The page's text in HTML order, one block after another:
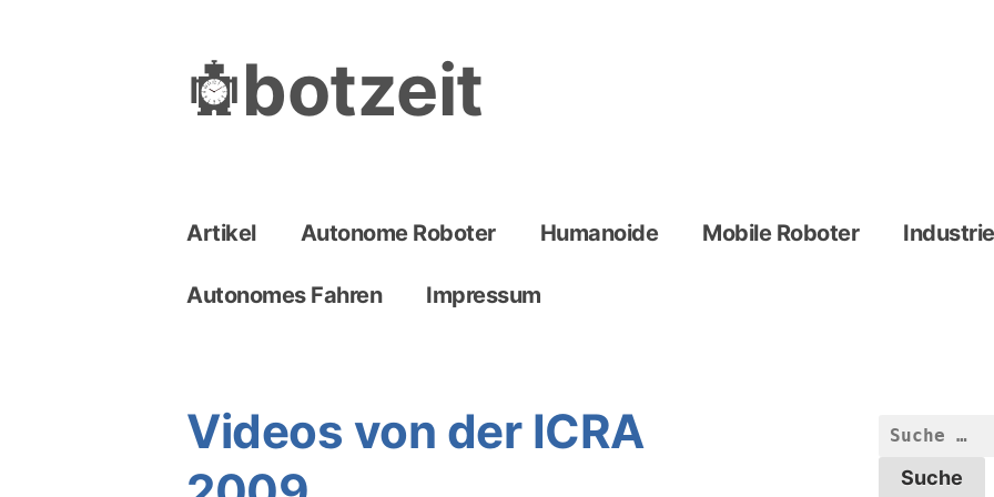
contentbotzeit
Artikel Autonome Roboter Humanoide Mobile Roboter
Autonomes Fahren Impressum
Videos von der ICRA
Suche
nach: